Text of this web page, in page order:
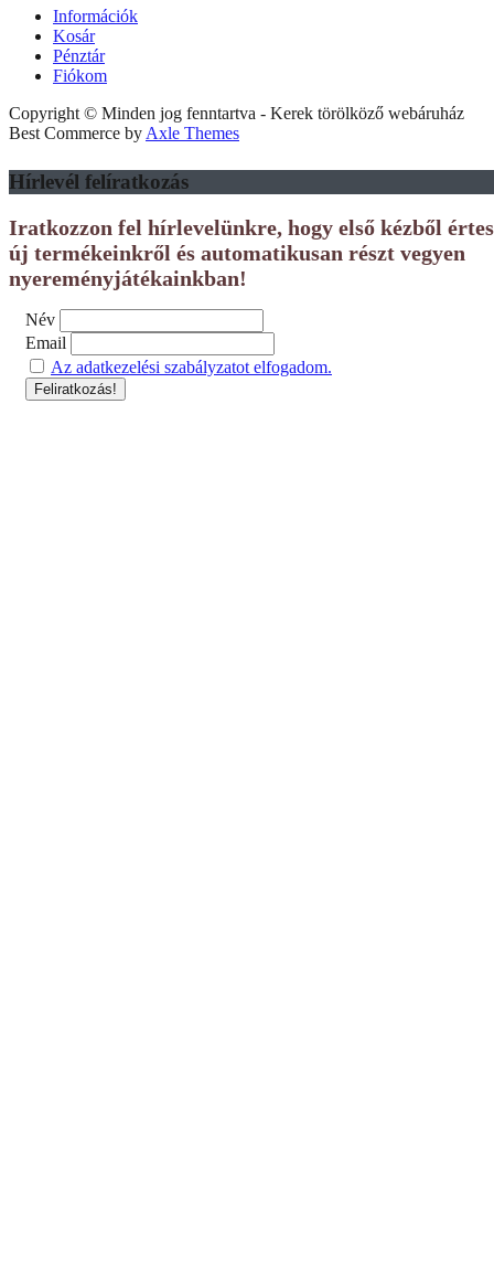
Információk
Kosár
Pénztár
Fiókom
Copyright © Minden jog fenntartva - Kerek törölköző webáruház
Best Commerce byAxle Themes
Hírlevél felíratkozás
Iratkozzon fel hírlevelünkre, hogy első kézből
új termékeinkről és automatikusan részt vegyen
nyereményjátékainkban!
Név
Email
Az adatkezelési szabályzatot elfogadom.